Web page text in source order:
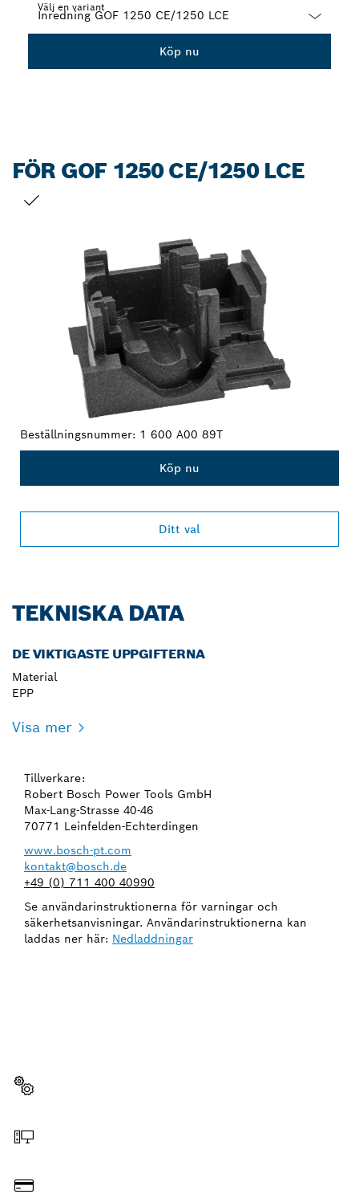
Välj en variant
Köp nu
FÖR GOF 1250 CE/1250 LCE
Beställningsnummer: 1 600 A00 89T
Köp nu
Ditt val
TEKNISKA DATA
DE VIKTIGASTE UPPGIFTERNA
Material
EPP
Visa mer
Tillverkare:
Robert Bosch Power Tools GmbH
Max-Lang-Strasse 40-46
70771 Leinfelden-Echterdingen
www.bosch-pt.com
kontakt@bosch.de
+49 (0) 711 400 40990
Se användarinstruktionerna för varningar och
säkerhetsanvisningar. Användarinstruktionerna kan
laddas ner här: Nedladdningar